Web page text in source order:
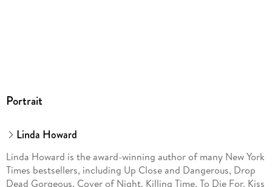
Portrait
Linda Howard
Linda Howard is the award-winning author of many New York
Times bestsellers, including Up Close and Dangerous, Drop
Dead Gorgeous, Cover of Night, Killing Time, To Die For, Kiss